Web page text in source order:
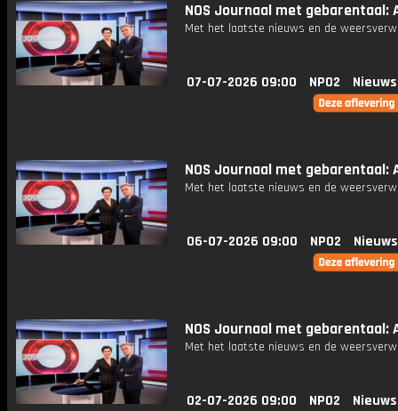
NOS Journaal met gebarentaal:
Met het laatste nieuws en de
07-07-2026 09:00 NPO2
NOS Journaal met gebarentaal:
Met het laatste nieuws en de
06-07-2026 09:00 NPO2
NOS Journaal met gebarentaal:
Met het laatste nieuws en de
02-07-2026 09:00 NPO2